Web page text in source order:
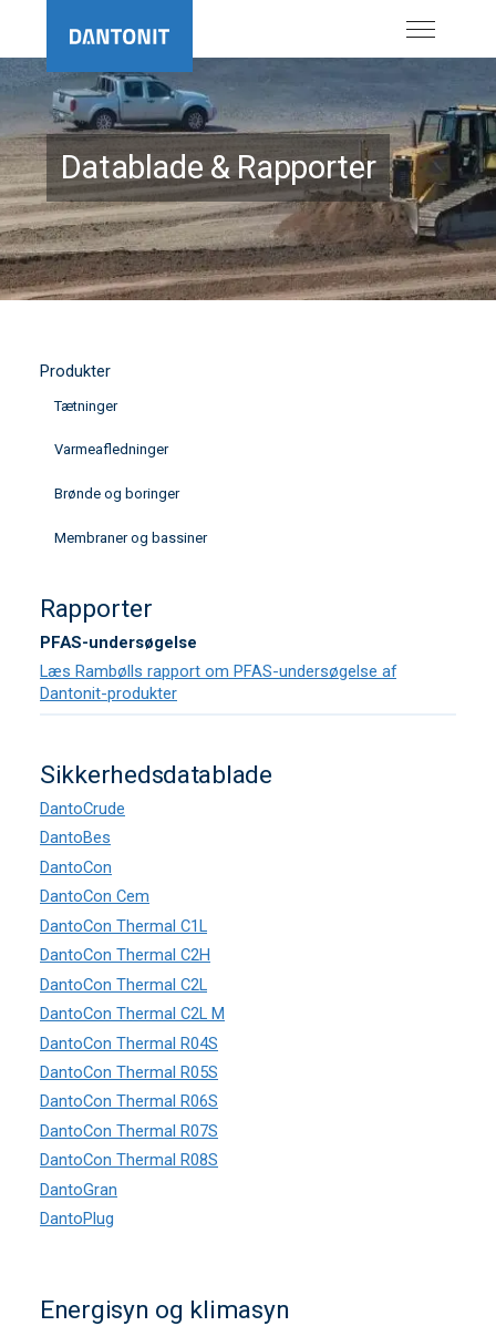
Datablade & Rapporter
Produkter
Tætninger
Varmeafledninger
Brønde og boringer
Membraner og bassiner
Rapporter
PFAS-undersøgelse
Læs Rambølls rapport om PFAS-undersøgelse af
Dantonit-produkter
Sikkerhedsdatablade
DantoCrude
DantoBes
DantoCon
DantoCon Cem
DantoCon Thermal C1L
DantoCon Thermal C2H
DantoCon Thermal C2L
DantoCon Thermal C2L M
DantoCon Thermal R04S
DantoCon Thermal R05S
DantoCon Thermal R06S
DantoCon Thermal R07S
DantoCon Thermal R08S
DantoGran
DantoPlug
Energisyn og klimasyn